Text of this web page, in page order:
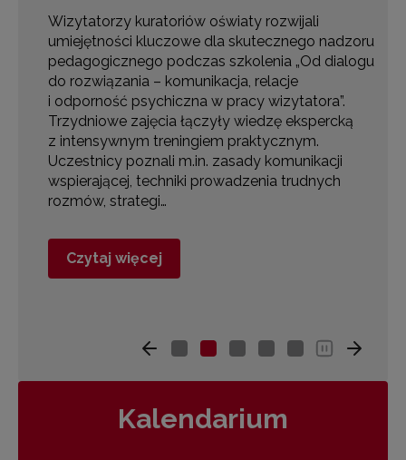
Wizytatorzy kuratoriów oświaty rozwijali
umiejętności kluczowe dla skutecznego nadzoru
pedagogicznego podczas szkolenia „Od dialogu
do rozwiązania – komunikacja, relacje
i odporność psychiczna w pracy wizytatora”.
Trzydniowe zajęcia łączyły wiedzę ekspercką
z intensywnym treningiem praktycznym.
Uczestnicy poznali m.in. zasady komunikacji
wspierającej, techniki prowadzenia trudnych
rozmów, strategi…
Czytaj więcej
Kalendarium